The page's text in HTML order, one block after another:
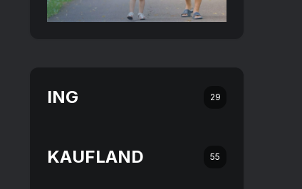
ING 29
KAUFLAND 55